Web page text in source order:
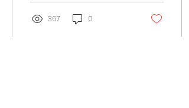
fermeture.
367 0